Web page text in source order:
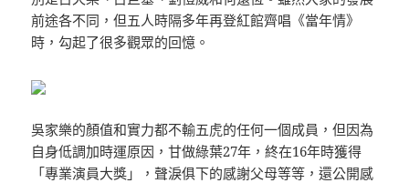
前途各不同，但五人時隔多年再登紅館齊唱《當年情》
時，勾起了很多觀眾的回憶。
吳家樂的顏值和實力都不輸五虎的任何一個成員，但因為
自身低調加時運原因，甘做綠葉27年，終在16年時獲得
「專業演員大獎」，聲淚俱下的感謝父母等等，還公開感